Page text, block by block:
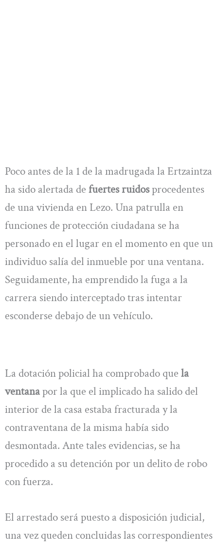
Poco antes de la 1 de la madrugada la Ertzaintza
ha sido alertada de fuertes ruidosprocedentes
de una vivienda en Lezo. Una patrulla en
funciones de protección ciudadana se ha
personado en el lugar en el momento en que un
individuo salía del inmueble por una ventana.
Seguidamente, ha emprendido la fuga a la
carrera siendo interceptado tras intentar
esconderse debajo de un vehículo.
La dotación policial ha comprobado que la
ventanapor la que el implicado ha salido del
interior de la casa estaba fracturada y la
contraventana de la misma había sido
desmontada. Ante tales evidencias, se ha
procedido a su detención por un delito de robo
con fuerza.
El arrestado será puesto a disposición judicial,
una vez queden concluidas las correspondientes